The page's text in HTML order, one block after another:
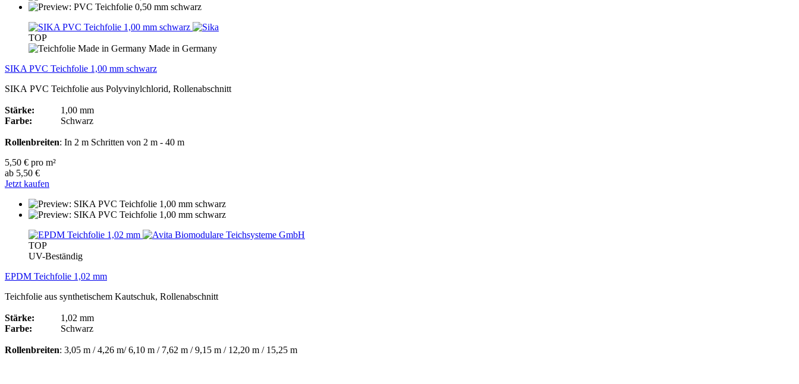
TOP
Made in Germany
SIKA PVC Teichfolie 1,00 mm schwarz
SIKA PVC Teichfolie aus Polyvinylchlorid, Rollenabschnitt
Stärke: 1,00 mm
Farbe: Schwarz
Rollenbreiten: In 2 m Schritten von 2 m - 40 m
5,50 € pro m²
ab 5,50 €
Jetzt kaufen
TOP
UV-Beständig
EPDM Teichfolie 1,02 mm
Teichfolie aus synthetischem Kautschuk, Rollenabschnitt
Stärke: 1,02 mm
Farbe:
Schwarz
Rollenbreiten: 3,05 m / 4,26 m/ 6,10 m / 7,62 m / 9,15 m / 12,20 m / 15,25 m